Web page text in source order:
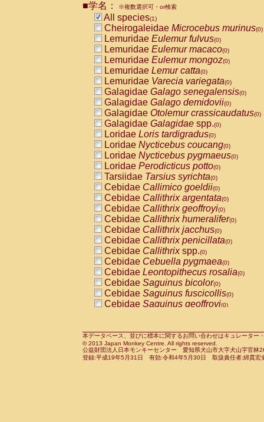
CebidaeCebus nigrivittatus
CebidaeCebus
CebidaeSaimiri boliviensis(0)
CebidaeSaimiri sciureus(0)
AtelidaeAlouatta caraya(0)
AtelidaeAlouatta fusca(0)
AtelidaeAlouatta seniculus
AtelidaeAlouattaspp.(0)
AtelidaeAteles belzebuth(0)
AtelidaeAteles geoffroyi(0)
AtelidaeAteles paniscus(0)
AtelidaeAtelesspp.(0)
Atelidae Lagothrix lagothricha
AtelidaeLagothrix lagothricha cana
PitheciidaeCacajao calvus
PitheciidaeCallicebus cupreus
PitheciidaeCallicebus donacophilus
PitheciidaeCallicebus moloch
PitheciidaeCallicebus torquatus
PitheciidaeCallicebusspp.(0)
PitheciidaeChiropotes satanas(0)
PitheciidaePithecia monachus
PitheciidaePithecia pithecia(0)
CercopithecidaeCercocebus agilis
CercopithecidaeCercocebus
CercopithecidaeCercocebus
CercopithecidaeCercocebus
CercopithecidaeCercocebus
CercopithecidaeCercocebushybrid
CercopithecidaePapio anubis(0)
CercopithecidaePapio cynocephalus
CercopithecidaePapio hamadryas(0)
■学名： ※複数選択可・or検索
All species(1)
Cheirogaleidae Microcebus murinus(0)
Lemuridae Eulemur fulvus(0)
Lemuridae Eulemur macaco(0)
Lemuridae Eulemur mongoz(0)
Lemuridae Lemur catta(0)
Lemuridae Varecia variegata(0)
Galagidae Galago senegalensis(0)
Galagidae Galago demidovii(0)
Galagidae Otolemur crassicaudatus(0)
Galagidae Galagidae spp.(0)
Loridae Loris tardigradus(0)
Loridae Nycticebus coucang(0)
Loridae Nycticebus pygmaeus(0)
Loridae Perodicticus potto(0)
Tarsiidae Tarsius syrichta(0)
Cebidae Callimico goeldii(0)
Cebidae Callithrix argentata(0)
Cebidae Callithrix geoffroyi(0)
Cebidae Callithrix humeralifer(0)
Cebidae Callithrix jacchus(0)
Cebidae Callithrix penicillata(0)
Cebidae Callithrixspp.(0)
Cebidae Cebuella pygmaea(0)
Cebidae Leontopithecus rosalia(0)
Cebidae Saguinus bicolor(0)
Cebidae Saguinus fuscicollis(0)
Cebidae Saguinus geoffroyi(0)
CebidaeSaguinus leucopus(0)
CebidaeSaguinus midas(0)
Cebidae Saguinus mystax(0)
本データベース、並びに標本に関するお問い合わせはキュレータ
© 2013 Japan Monkey Centre. All rights reserved.
公益財団法人日本モンキーセンター 愛知県犬山市大字犬山字官
登録:平成19年5月31日 有効:令和4年5月30日 取扱責任者:綿貫宏